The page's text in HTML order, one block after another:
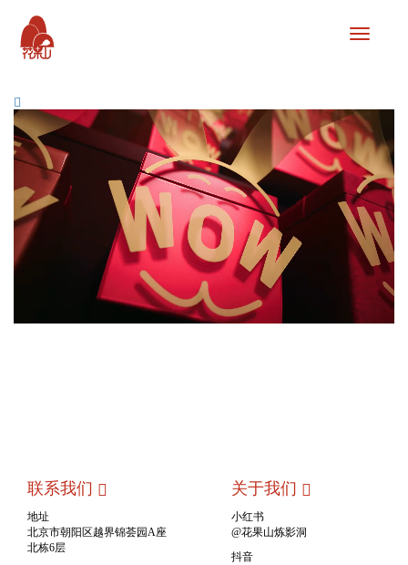
联
有
限
公
司
客
服
开
户
电
话
业
联系我们
地址
北京市朝阳区越界锦荟园A座
北栋6层
关于我们
小红书
@花果山炼影洞
抖音